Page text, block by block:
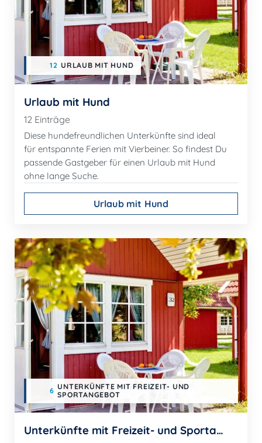
12 URLAUB MIT HUND
Urlaub mit Hund
12 Einträge
Diese hundefreundlichen Unterkünfte sind ideal
für entspannte Ferien mit Vierbeiner. So findest Du
passende Gastgeber für einen Urlaub mit Hund
ohne lange Suche.
Urlaub mit Hund
6 UNTERKÜNFTE MIT FREIZEIT- UND
SPORTANGEBOT
Unterkünfte mit Freizeit- und Sportangebot